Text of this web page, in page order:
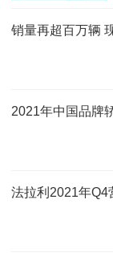
销量再超百万辆
2021年中国品牌
法拉利2021年Q4